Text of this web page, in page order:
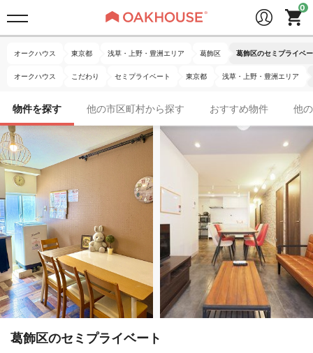
オークハウス 東京都 浅草・上野・豊洲エリア 葛飾区 葛飾区のセミプライベ
オークハウス こだわり セミプライベート 東京都 浅草・上野・豊洲エリア
物件を探す 他の市区町村から探す おすすめ物件 他
葛飾区のセミプライベート